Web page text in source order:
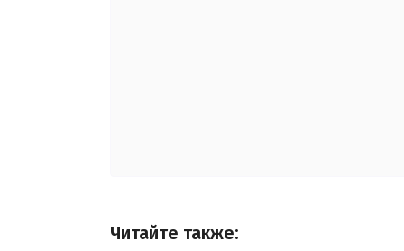
Читайте также: